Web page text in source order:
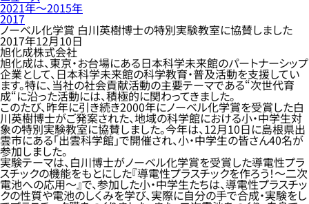
2021年〜2015年
2017
ノーベル化学賞 白川英樹博士の特別実験教室に協賛しました
2017年12月10日
旭化成株式会社
旭化成は、東京・お台場にある日本科学未来館のパートナーシップ
企業として、日本科学未来館の科学教育・普及活動を支援してい
ます。特に、当社の社会貢献活動の主要テーマである“次世代育
成“に沿った活動には、積極的に関わってきました。
このたび、昨年に引き続き2000年にノーベル化学賞を受賞した白
川英樹博士がご発案された、地域の科学館における小・中学生対
象の特別実験教室に協賛しました。今年は、12月10日に島根県出
雲市にある「出雲科学館」で開催され、小・中学生の皆さん40名が
参加しました。
実験テーマは、白川博士がノーベル化学賞を受賞した導電性プラ
スチックの機能をもとにした『導電性プラスチックを作ろう！～二次
電池への応用～』で、参加した小・中学生たちは、導電性プラスチッ
クの性質や電池のしくみを学び、実際に自分の手で合成・実験をし